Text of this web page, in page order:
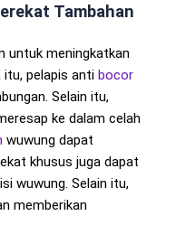
Tambahan
untuk meningkatkan
itu, pelapis anti bocor
Selain itu,
ke dalam celah
wuwung dapat
khusus juga dapat
wuwung. Selain itu,
memberikan